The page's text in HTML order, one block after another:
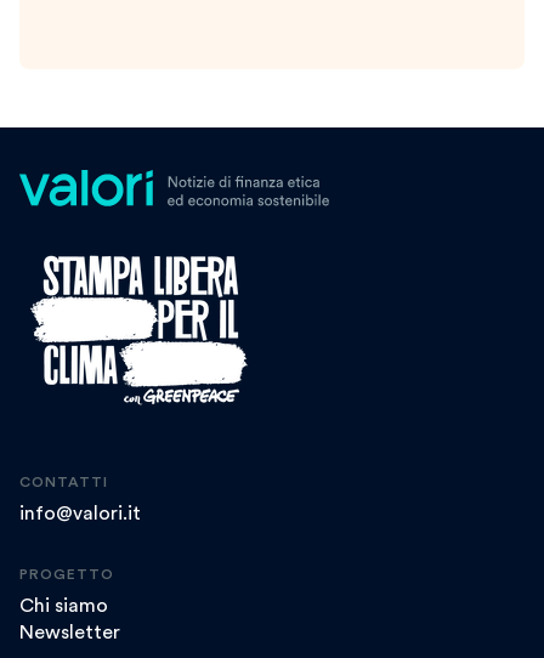
CONTATTI
info@valori.it
PROGETTO
Chi siamo
Newsletter